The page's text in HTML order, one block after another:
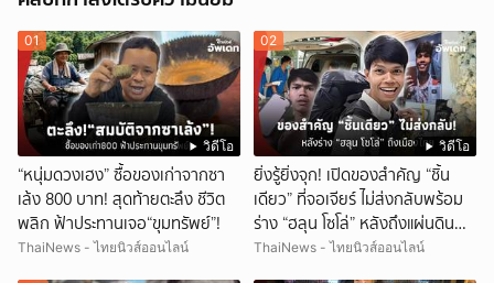
วิดีโอ
01
“หนุ่มดวงเฮง” ซื้อของเก่าจากซา
เล้ง 800 บาท! สุดท้ายตะลึง ชีวิต
พลิก ฟ้าประทานเจอ“ขุมทรัพย์”!
ThaiNews - ไทยนิวส์ออนไลน์
วิดีโอ
02
ยิ่งรู้ยิ่งจุก! เปิดของสำคัญ “ชิ้น
เดียว” ที่จอเจียร์ ไม่ส่งกลับพร้อม
ร่าง “ฮลุน โซโล่” หลังถึงแผ่นดิน
ไทย!
ThaiNews - ไทยนิวส์ออนไลน์